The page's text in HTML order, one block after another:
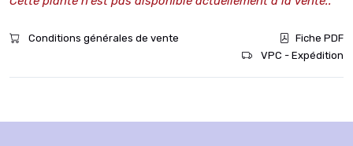
Conditions générales de vente
Fiche PDF
VPC - Expédition